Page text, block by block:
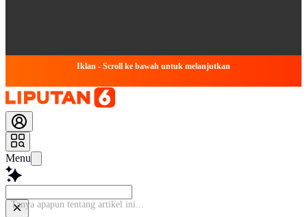
Iklan - Scroll ke bawah untuk melanjutkan
Menu
Tanya apapun tentan